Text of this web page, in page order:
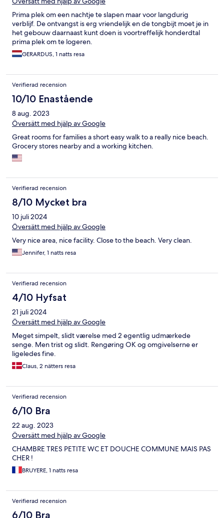
Prima plek om een nachtje te slapen maar voor langdurig
verblijf. De ontvangst is erg vriendelijk en de tongbijt moet je in
het gebouw daarnaast kunt doen is voortreffelijk honderdtal
prima plek om te logeren.
GERARDUS, 1 natts resa
Verifierad recension
10/10 Enastående
8 aug. 2023
Översätt med hjälp av Google
Great rooms for families a short easy walk to a really nice beach.
Grocery stores nearby and a working kitchen.
Verifierad recension
8/10 Mycket bra
10 juli 2024
Översätt med hjälp av Google
Very nice area, nice facility. Close to the beach. Very clean.
Jennifer, 1 natts resa
Verifierad recension
4/10 Hyfsat
21 juli 2024
Översätt med hjälp av Google
Meget simpelt, slidt værelse med 2 egentlig udmærkede
senge. Men trist og slidt. Rengøring OK og omgivelserne er
ligeledes fine.
Claus, 2 nätters resa
Verifierad recension
6/10 Bra
22 aug. 2023
Översätt med hjälp av Google
CHAMBRE TRES PETITE WC ET DOUCHE COMMUNE MAIS PAS
CHER !
BRUYERE, 1 natts resa
Verifierad recension
6/10 Bra